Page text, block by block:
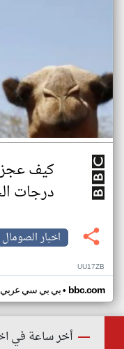
كيف
درجات
اخبار الصومال
UU17ZB
بي بي سي عربي• bbc.com
أخر ساعة في